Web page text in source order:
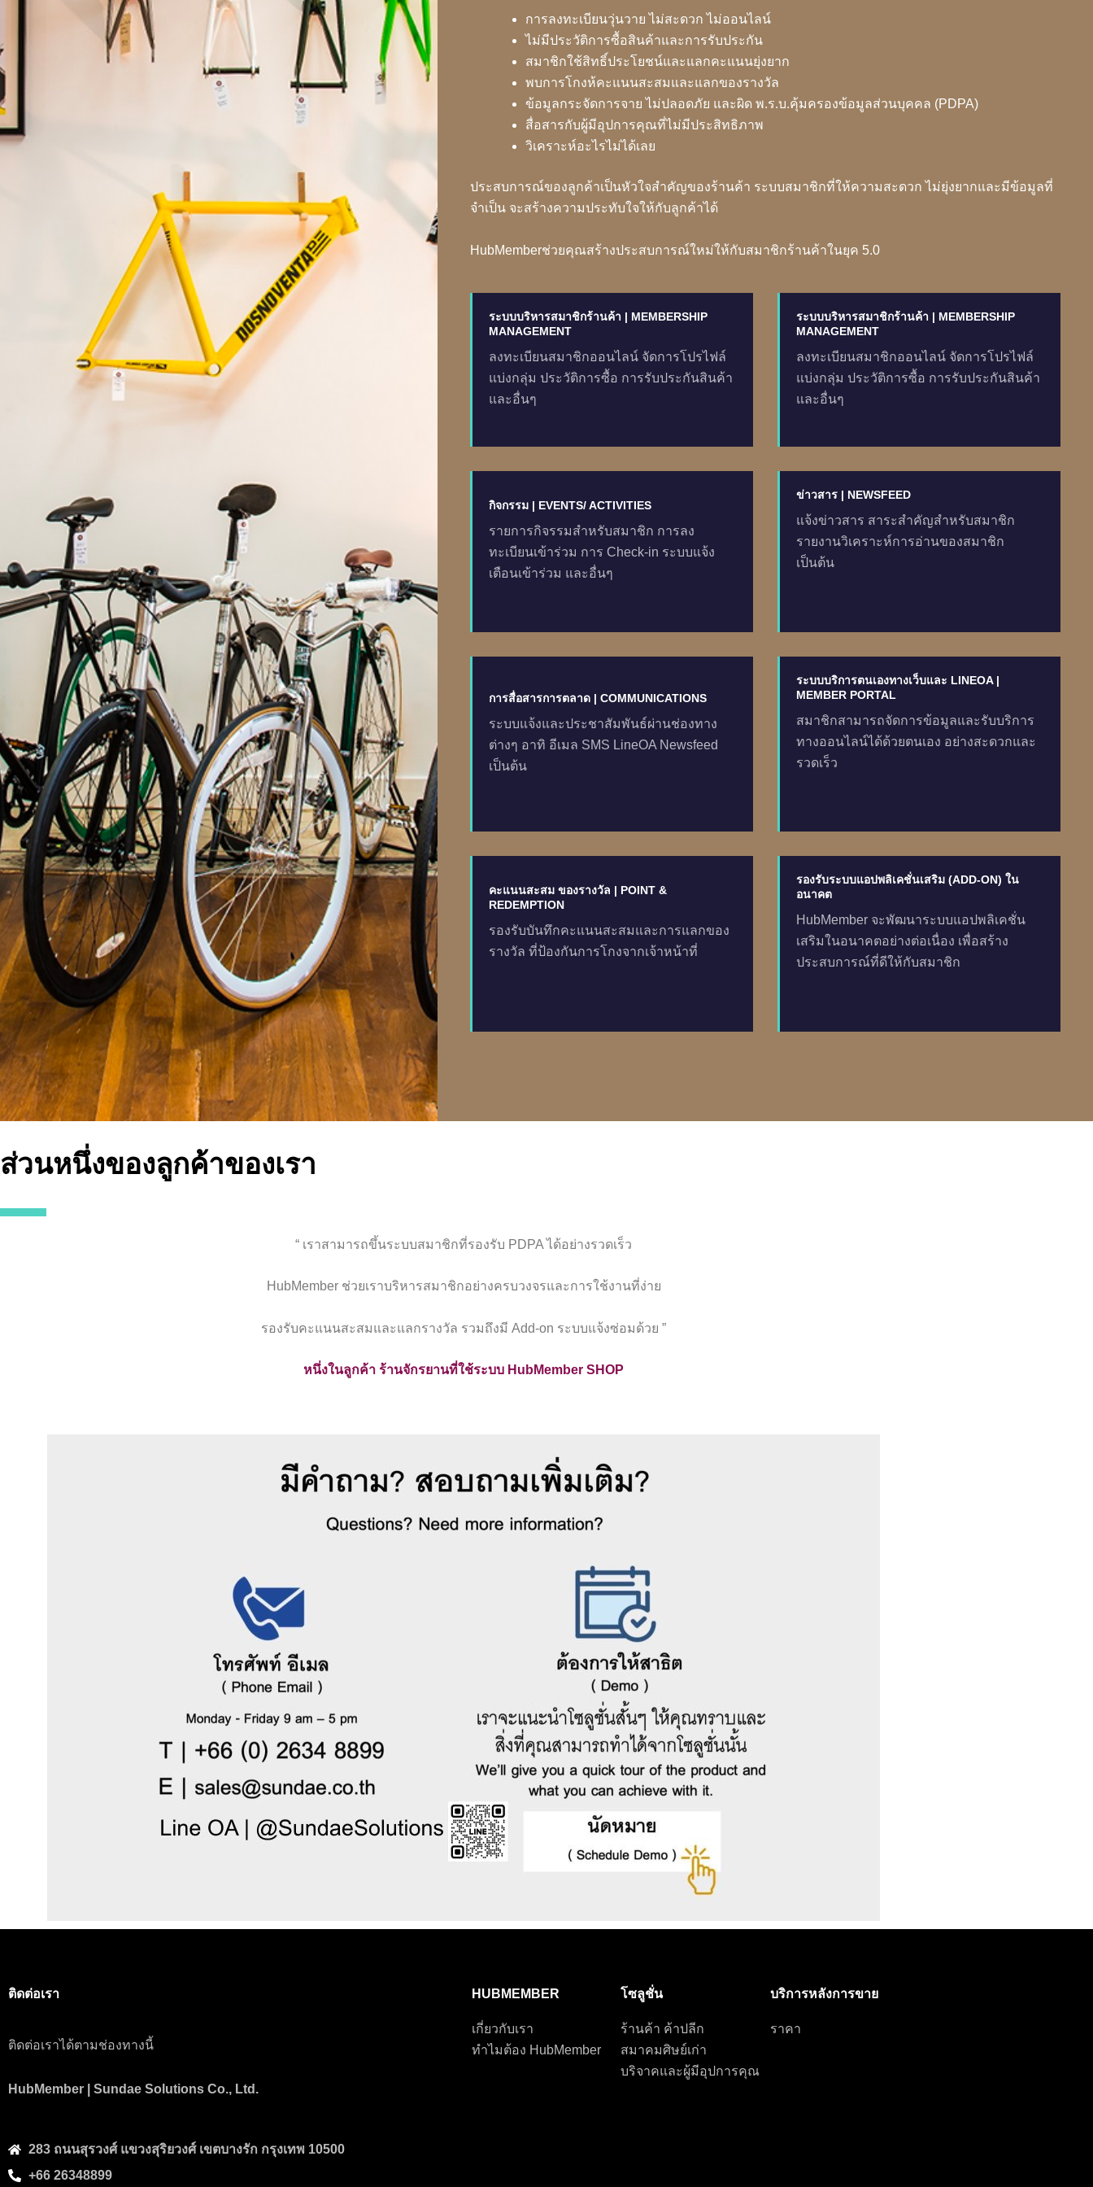
การลงทะเบียนวุ่นวาย ไม่สะดวก ไม่ออนไลน์
ไม่มีประวัติการซื้อสินค้าและการรับประกัน
สมาชิกใช้สิทธิ์ประโยชน์และแลกคะแนนยุ่งยาก
พบการโกงห้คะแนนสะสมและแลกของรางวัล
ข้อมูลกระจัดการจาย ไม่ปลอดภัย และผิด พ.ร.บ.คุ้มครองข้อมูลส่วนบุคคล (PDPA)
สื่อสารกับผู้มีอุปการคุณที่ไม่มีประสิทธิภาพ
วิเคราะห์อะไรไม่ได้เลย
ประสบการณ์ของลูกค้าเป็นหัวใจสำคัญของร้านค้า ระบบสมาชิกที่ให้ความสะดวก ไม่ยุ่งยากและมีข้อมูลที่
จำเป็น จะสร้างความประทับใจให้กับลูกค้าได้
HubMemberช่วยคุณสร้างประสบการณ์ใหม่ให้กับสมาชิกร้านค้าในยุค 5.0
ระบบบริหารสมาชิกร้านค้า | MEMBERSHIP
MANAGEMENT
ลงทะเบียนสมาชิกออนไลน์ จัดการโปรไฟล์
แบ่งกลุ่ม ประวัติการซื้อ การรับประกันสินค้า
และอื่นๆ
ระบบบริหารสมาชิกร้านค้า | MEMBERSHIP
MANAGEMENT
ลงทะเบียนสมาชิกออนไลน์ จัดการโปรไฟล์
แบ่งกลุ่ม ประวัติการซื้อ การรับประกันสินค้า
และอื่นๆ
กิจกรรม | EVENTS/ ACTIVITIES
รายการกิจรรมสำหรับสมาชิก การลง
ทะเบียนเข้าร่วม การ Check-in ระบบแจ้ง
เตือนเข้าร่วม และอื่นๆ
ข่าวสาร | NEWSFEED
แจ้งข่าวสาร สาระสำคัญสำหรับสมาชิก
รายงานวิเคราะห์การอ่านของสมาชิก
เป็นต้น
การสื่อสารการตลาด | COMMUNICATIONS
ระบบแจ้งและประชาสัมพันธ์ผ่านช่องทาง
ต่างๆ อาทิ อีเมล SMS LineOA Newsfeed
เป็นต้น
ระบบบริการตนเองทางเว็บและ LINEOA |
MEMBER PORTAL
สมาชิกสามารถจัดการข้อมูลและรับบริการ
ทางออนไลน์ได้ด้วยตนเอง อย่างสะดวกและ
รวดเร็ว
คะแนนสะสม ของรางวัล | POINT &
REDEMPTION
รองรับบันทึกคะแนนสะสมและการแลกของ
รางวัล ที่ป้องกันการโกงจากเจ้าหน้าที่
รองรับระบบแอปพลิเคชั่นเสริม (ADD-ON) ใน
อนาคต
HubMember จะพัฒนาระบบแอปพลิเคชั่น
เสริมในอนาคตอย่างต่อเนื่อง เพื่อสร้าง
ประสบการณ์ที่ดีให้กับสมาชิก
ส่วนหนึ่งของลูกค้าของเรา
“ เราสามารถขึ้นระบบสมาชิกที่รองรับ PDPA ได้อย่างรวดเร็ว
HubMember ช่วยเราบริหารสมาชิกอย่างครบวงจรและการใช้งานที่ง่าย
รองรับคะแนนสะสมและแลกรางวัล รวมถึงมี Add-on ระบบแจ้งซ่อมด้วย ”
หนึ่งในลูกค้า ร้านจักรยานที่ใช้ระบบ HubMember SHOP
ติดต่อเรา
ติดต่อเราได้ตามช่องทางนี้
HubMember | Sundae Solutions Co., Ltd.
283 ถนนสุรวงศ์​ แขวงสุริยวงศ์​ เขตบางรัก กรุงเทพ 10500
+66 26348899
HUBMEMBER
เกี่ยวกับเรา
ทำไมต้อง HubMember
โซลูชั่น
ร้านค้า ค้าปลีก
สมาคมศิษย์เก่า
บริจาคและผู้มีอุปการคุณ
บริการหลังการขาย
ราคา